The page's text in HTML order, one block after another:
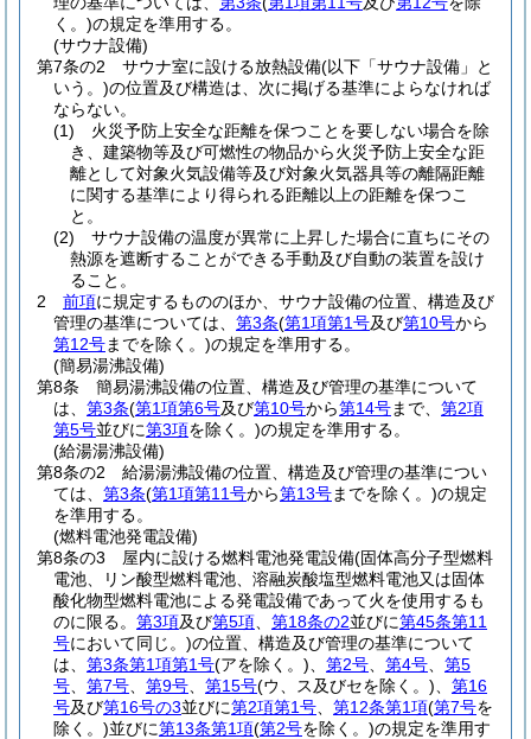
く。)の規定を準用する。
(サウナ設備)
第7条の2
サウナ室に設ける放熱設備(以下「サウナ設備」と
いう。)の位置及び構造は、次に掲げる基準によらなければ
ならない。
(1)
火災予防上安全な距離を保つことを要しない場合を除
き、建築物等及び可燃性の物品から火災予防上安全な距
離として対象火気設備等及び対象火気器具等の離隔距離
に関する基準により得られる距離以上の距離を保つこ
と。
(2)
サウナ設備の温度が異常に上昇した場合に直ちにその
熱源を遮断することができる手動及び自動の装置を設け
ること。
2
前項に規定するもののほか、サウナ設備の位置、構造及び
管理の基準については、 第3条(第1項第1号及び第10号から
第12号までを除く。)の規定を準用する。
(簡易湯沸設備)
第8条
簡易湯沸設備の位置、構造及び管理の基準について
は、 第3条(第1項第6号及び第10号から第14号まで、 第2項
第5号並びに第3項を除く。)の規定を準用する。
(給湯湯沸設備)
第8条の2
給湯湯沸設備の位置、構造及び管理の基準につい
ては、 第3条(第1項第11号から第13号までを除く。)の規定
を準用する。
(燃料電池発電設備)
第8条の3
屋内に設ける燃料電池発電設備(固体高分子型燃料
電池、リン酸型燃料電池、溶融炭酸塩型燃料電池又は固体
酸化物型燃料電池による発電設備であって火を使用するも
のに限る。 第3項及び第5項 第18条の2並びに第45条第11
号において同じ。)の位置、構造及び管理の基準について
は、 第3条第1項第1号(アを除く。) 第2号 第4号
第5
号
第7号 第9号 第15号(ウ、ス及びセを除く。)
第16
号及び第16号の3並びに第2項第1号 第12条第1項(第7号を
除く。)並びに第13条第1項(第2号を除く。)の規定を準用す